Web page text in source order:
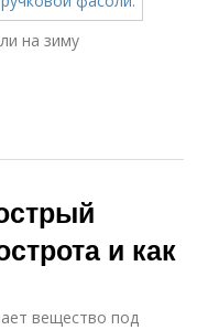
на зиму
и как
вещество под